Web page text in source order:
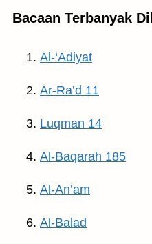
Bacaan Terbanyak
Al-‘Adiyat
Ar-Ra’d 11
Luqman 14
Al-Baqarah 185
Al-An’am
Al-Balad